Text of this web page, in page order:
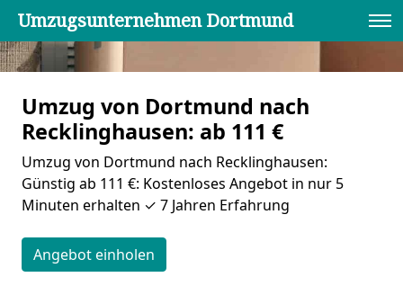
Umzugsunternehmen Dortmund
Umzug von Dortmund nach
Recklinghausen: ab 111 €
Umzug von Dortmund nach Recklinghausen:
Günstig ab 111 €: Kostenloses Angebot in nur 5
Minuten erhalten ✓ 7 Jahren Erfahrung
Angebot einholen